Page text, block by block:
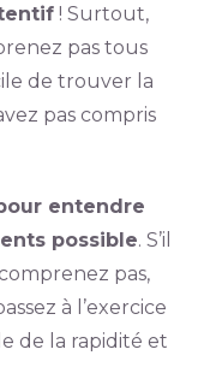
! Surtout,
pas tous
de trouver la
pas compris
entendre
possible. S’il
pas,
à l’exercice
de la rapidité et